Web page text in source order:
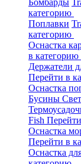
Бомбарды
категорию
Поплавки
категорию
Оснастка
в категорию
Держатели
Перейти в
Оснастка
Бусины
Fish
Оснастка
Перейти в
Оснастка